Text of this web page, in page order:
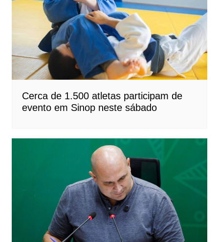
Cerca de 1.500 atletas participam de
evento em Sinop neste sábado